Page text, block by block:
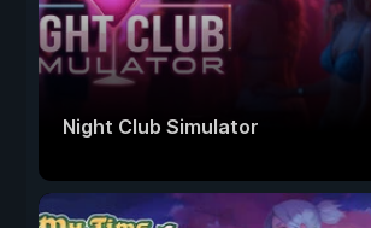
Night Club Simulator